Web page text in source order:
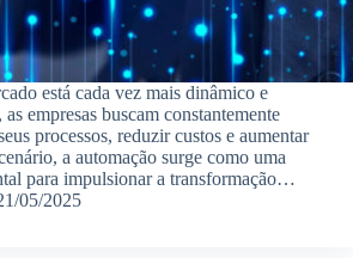
está cada vez mais dinâmico e
empresas buscam constantemente
processos, reduzir custos e aumentar
a automação surge como uma
para impulsionar a transformação…
05/2025